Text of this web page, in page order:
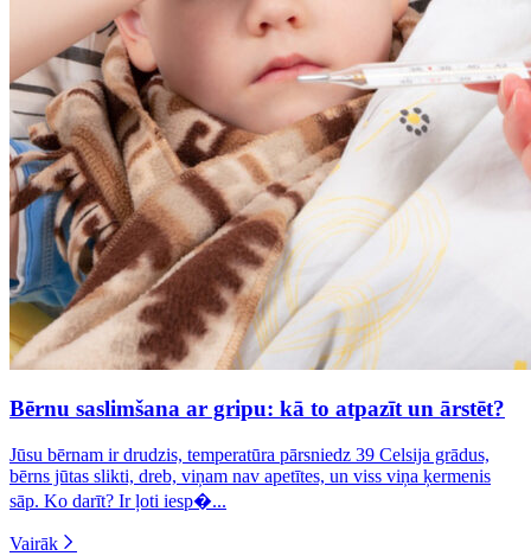
Bērnu saslimšana ar gripu: kā to atpazīt un ārstēt?
Jūsu bērnam ir drudzis, temperatūra pārsniedz 39 Celsija grādus,
bērns jūtas slikti, dreb, viņam nav apetītes, un viss viņa ķermenis
sāp. Ko darīt? Ir ļoti iesp�...
Vairāk